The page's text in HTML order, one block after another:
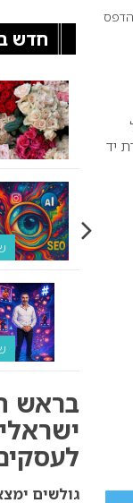
הדפס
יד
חדש
בראש
גולשים